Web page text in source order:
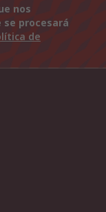
nos
procesará
de